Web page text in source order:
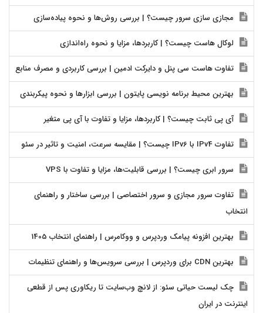
مجازی سازی سرور چیست؟ | بررسی روش‌ها و نحوه پیاده‌سازی
لوکال هاست چیست؟ | کاربردها، مزایا و نحوه راه‌اندازی
تفاوت هاست سی پنل و دایرکت ادمین | بررسی کاربردی و مصرف منابع
بهترین محیط برنامه نویسی پایتون | بررسی ابزارها و نحوه پیکربندی
آی پی ثابت چیست؟ | کاربردها، مزایا و تفاوت با آی پی متغیر
تفاوت IPv4 با IPv6 چیست؟ | مقایسه سرعت، امنیت و تاثیر در سئو
سرور ابری چیست؟ | بررسی قابلیت‌ها، مزایا و تفاوت با VPS
تفاوت سرور مجازی و سرور اختصاصی | بررسی ساختار و راهنمای
انتخاب
بهترین افزونه پیامک وردپرس و ووکامرس | راهنمای انتخاب 1405
بهترین CDN برای وردپرس | بررسی سرویس‌ها و راهنمای تنظیمات
چک لیست حیاتی سئو: از لانچ وب‌سایت تا ریکاوری پس از قطعی
اینترنت در ایران